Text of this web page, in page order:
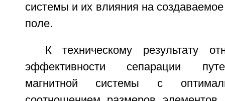
системы и их влияния на
поле.
К техническому результату
эффективности сепарации
магнитной системы с